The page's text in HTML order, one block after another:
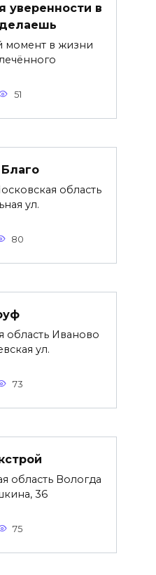
уверенности в
момент в жизни
51
область
ул.
80
область Иваново
ул.
73
область Вологда
36
75